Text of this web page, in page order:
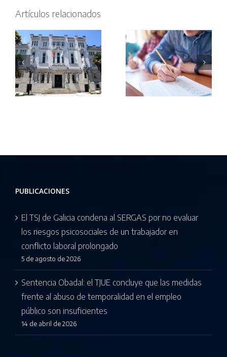
Artículos relacionados
TJUE
que las
medidas
frente al
abuso de
público son
Ares por
vulnerar el
derecho a la
igualdad de
ganado por
PUBLICACIONES
El TSJ de Galicia condena al SERGAS por no evaluar
los riesgos psicosociales de un trabajador en
conflicto laboral prolongado
5 de agosto de 2026
Sentencia Obadal: el TJUE concluye que las medidas
frente al abuso de temporalidad en el empleo
público son insuficientes
14 de abril de 2026